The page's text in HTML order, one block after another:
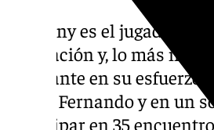
Biabiany es el jugador
Federación y, lo más
constante en su
el San Fernando y en un
participar en 35